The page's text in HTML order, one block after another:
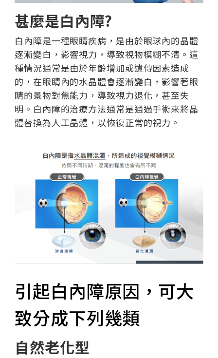
甚麼是白內障?
白內障是一種眼睛疾病，是由於眼球內的晶體
逐漸變白，影響視力，導致視物模糊不清。這
種情況通常是由於年齡增加或遺傳因素造成
的，在眼睛內的水晶體會逐漸變白，影響著眼
睛的景物對焦能力，導致視力退化，甚至失
明。白內障的治療方法通常是通過手術來將晶
體替換為人工晶體，以恢復正常的視力。
引起白內障原因，可大
致分成下列幾類
自然老化型